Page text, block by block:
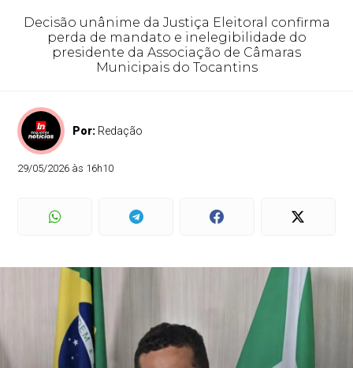
Decisão unânime da Justiça Eleitoral confirma
perda de mandato e inelegibilidade do
presidente da Associação de Câmaras
Municipais do Tocantins
Por: Redação
29/05/2026 às 16h10